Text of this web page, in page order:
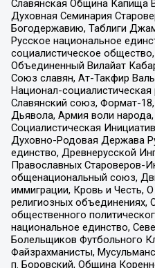
Славянская Община Капища
Духовная Семинария
Богодержавию, Таблиги
Русское национальное
социалистическое
Объединенный Вилайат
Союз славян, Ат-Такфир
Национал-социалистическая
Славянский союз, Формат-
Дьявола, Армия воли
Социалистическая
Духовно-Родовая Держава
единство, Древнерусской
Православных Староверов-
общенациональный союз,
иммиграции, Кровь и Честь,
религиозных объединениях,
общественного
национальное единство,
Болельщиков Футбольного
Файзрахманисты,
п. Боровский, Община